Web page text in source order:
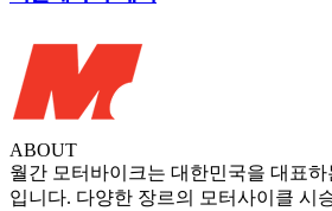
ABOUT
월간 모터바이크는 대한민국을 대표
입니다. 다양한 장르의 모터사이클 시